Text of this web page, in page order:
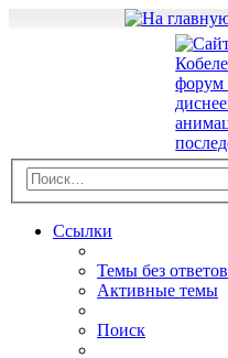
Ссылки
Темы без ответов
Активные темы
Поиск